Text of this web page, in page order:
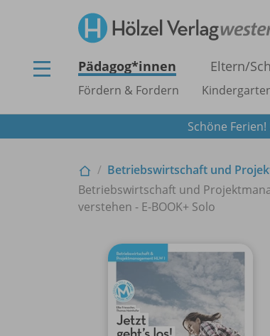
Pädagog*innen Eltern/
Fördern & Fordern
Schöne
Betriebswirtschaft und
Betriebswirtschaft und
verstehen - E-BOOK+ Solo